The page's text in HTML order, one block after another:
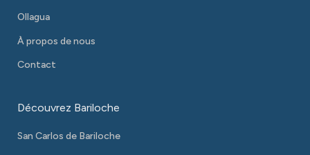
Ollagua
À propos de nous
Contact
Découvrez Bariloche
San Carlos de Bariloche